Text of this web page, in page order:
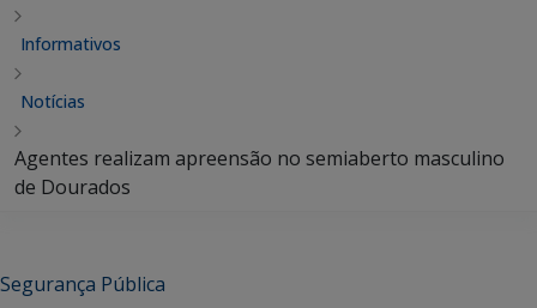
Informativos
Notícias
Agentes realizam apreensão no semiaberto masculino
de Dourados
Segurança Pública